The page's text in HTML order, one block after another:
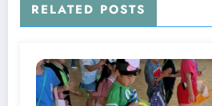
RELATED POSTS